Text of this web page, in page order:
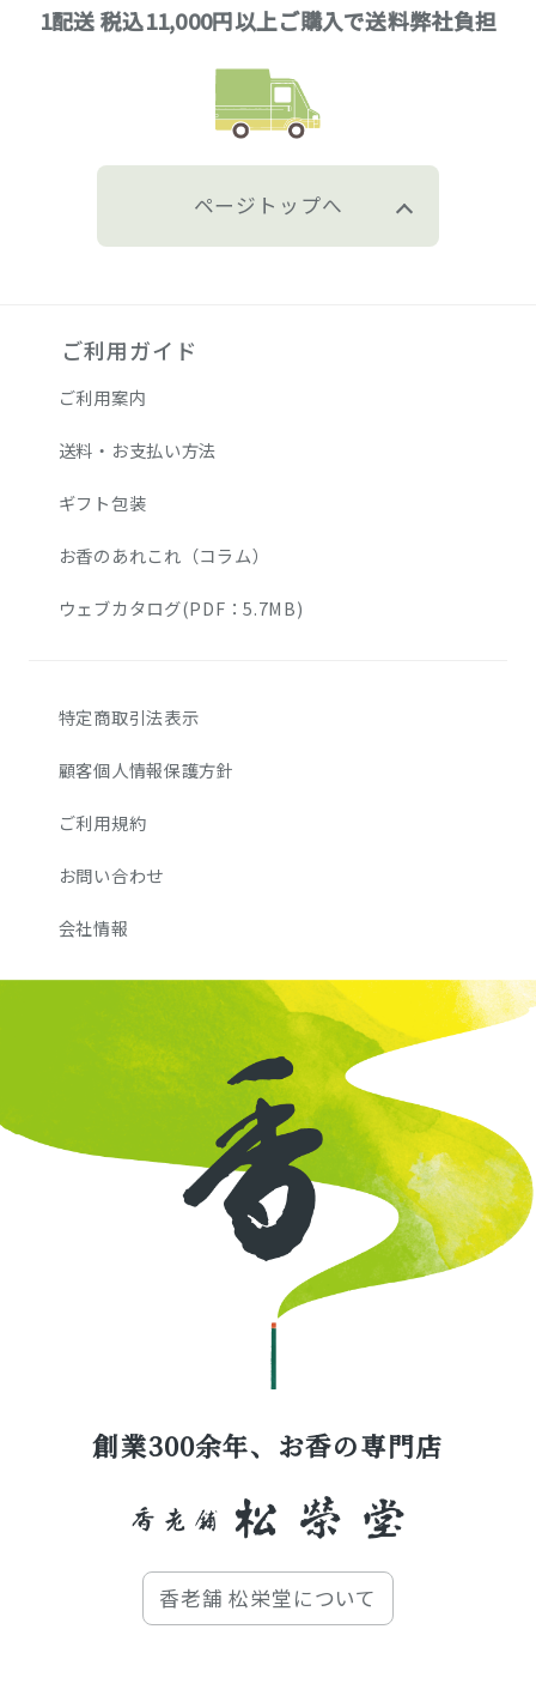
1配送 税込11,000円以上ご購入で送料弊社負担
ページトップへ
ご利用ガイド
ご利用案内
送料・お支払い方法
ギフト包装
お香のあれこれ（コラム）
ウェブカタログ(PDF：5.7MB)
特定商取引法表示
顧客個人情報保護方針
ご利用規約
お問い合わせ
会社情報
創業300余年、お香の専門店
香老舗 松栄堂について